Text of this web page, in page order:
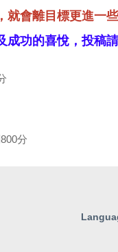
會離目標更進一些
成功的喜悅，投
分